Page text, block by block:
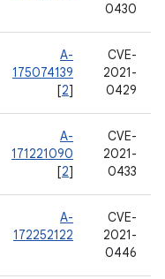
0430
CVE-
2021-
0429
A-
175074139
[2]
CVE-
2021-
0433
A-
171221090
[2]
CVE-
2021-
0446
A-
172252122